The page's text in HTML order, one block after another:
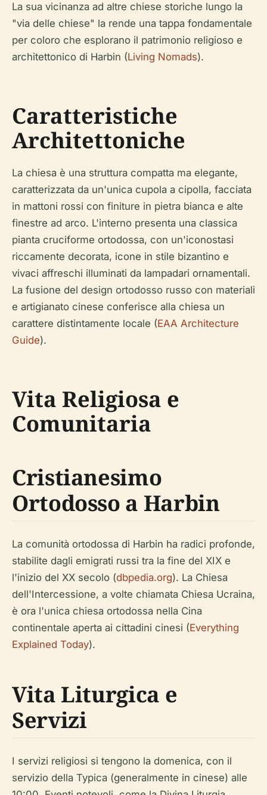
La sua vicinanza ad altre chiese storiche lungo la
"via delle chiese" la rende una tappa fondamentale
per coloro che esplorano il patrimonio religioso e
architettonico di Harbin (Living Nomads).
Caratteristiche
Architettoniche
La chiesa è una struttura compatta ma elegante,
caratterizzata da un'unica cupola a cipolla, facciata
in mattoni rossi con finiture in pietra bianca e alte
finestre ad arco. L'interno presenta una classica
pianta cruciforme ortodossa, con un'iconostasi
riccamente decorata, icone in stile bizantino e
vivaci affreschi illuminati da lampadari ornamentali.
La fusione del design ortodosso russo con materiali
e artigianato cinese conferisce alla chiesa un
carattere distintamente locale (EAA Architecture
Guide).
Vita Religiosa e
Comunitaria
Cristianesimo
Ortodosso a Harbin
La comunità ortodossa di Harbin ha radici profonde,
stabilite dagli emigrati russi tra la fine del XIX e
l'inizio del XX secolo (dbpedia.org). La Chiesa
dell'Intercessione, a volte chiamata Chiesa Ucraina,
è ora l'unica chiesa ortodossa nella Cina
continentale aperta ai cittadini cinesi (Everything
Explained Today).
Vita Liturgica e
Servizi
I servizi religiosi si tengono la domenica, con il
servizio della Typica (generalmente in cinese) alle